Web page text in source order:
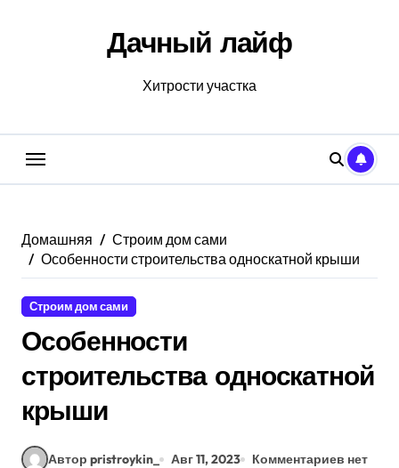
Дачный лайф
Хитрости участка
Домашняя
Строим дом сами
Особенности строительства односкатной крыши
Строим дом сами
Особенности
строительства односкатной
крыши
Автор pristroykin_ Авг 11, 2023 Комментариев нет